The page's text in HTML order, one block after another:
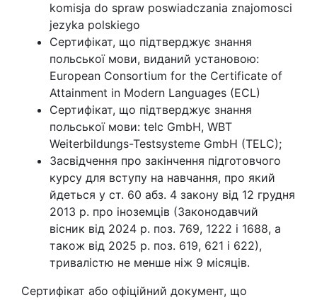
komisja do spraw poswiadczania znajomosci
jezyka polskiego
Сертифікат, що підтверджує знання
польської мови, виданий установою:
European Consortium for the Certificate of
Attainment in Modern Languages (ECL)
Сертифікат, що підтверджує знання
польської мови: telc GmbH, WBT
Weiterbildungs-Testsysteme GmbH (TELC);
Засвідчення про закінчення підготовчого
курсу для вступу на навчання, про який
йдеться у ст. 60 абз. 4 закону від 12 грудня
2013 р. про іноземців (Законодавчий
вісник від 2024 р. поз. 769, 1222 і 1688, а
також від 2025 р. поз. 619, 621 і 622),
тривалістю не менше ніж 9 місяців.
Сертифікат або офіційний документ, що